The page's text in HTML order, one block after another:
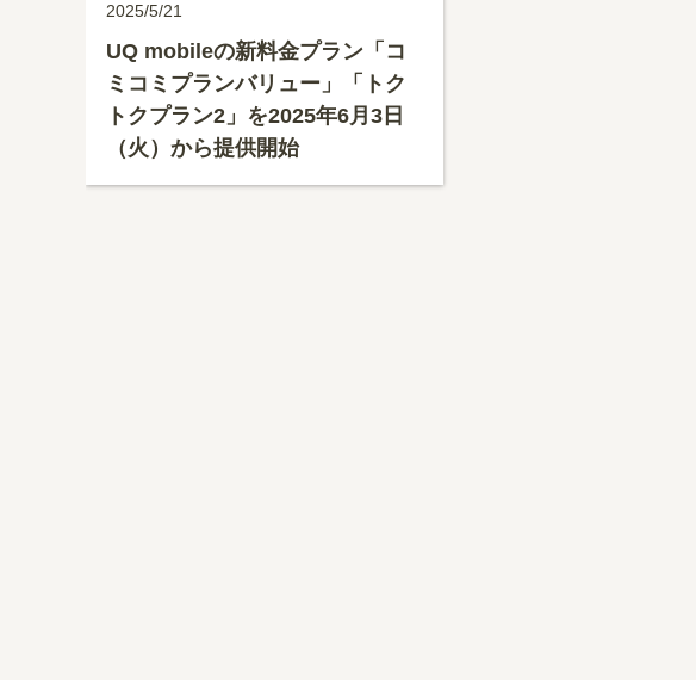
2025/5/21
UQ mobileの新料金プラン「コ
ミコミプランバリュー」「トク
トクプラン2」を2025年6月3日
（火）から提供開始